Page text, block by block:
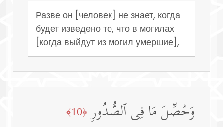
Разве он [человек] не знает, когда
будет изведено то, что в могилах
[когда выйдут из могил умершие],
وَحُصِّلَ مَا فِی ٱلصُّدُورِ ﴿10﴾